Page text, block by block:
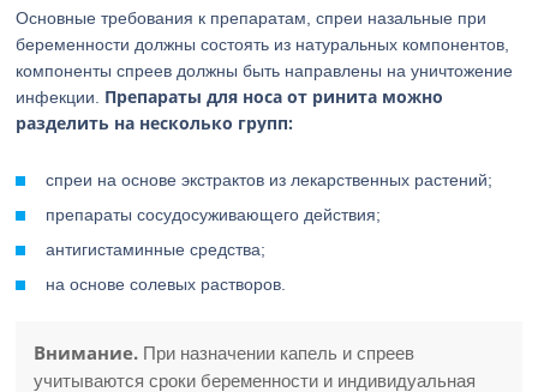
Основные требования к препаратам, спреи назальные при
беременности должны состоять из натуральных компонентов,
компоненты спреев должны быть направлены на уничтожение
инфекции. Препараты для носа от ринита можно
разделить на несколько групп:
спреи на основе экстрактов из лекарственных растений;
препараты сосудосуживающего действия;
антигистаминные средства;
на основе солевых растворов.
Внимание. При назначении капель и спреев
учитываются сроки беременности и индивидуальная